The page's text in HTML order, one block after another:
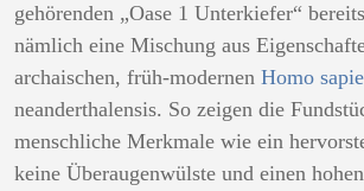
gehörenden „Oase 1 Unterkiefer“
nämlich eine Mischung aus
archaischen, früh-modernen Homo
neanderthalensis. So zeigen die
menschliche Merkmale wie ein
keine Überaugenwülste und einen